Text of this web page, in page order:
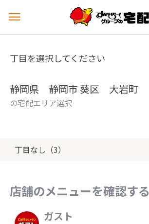
メ
ュ
を
丁目を選択してください
静岡県 静岡市 葵区 大岩町
の宅配エリア選択
丁目なし（3）
店舗のメニューを確認する
ガスト